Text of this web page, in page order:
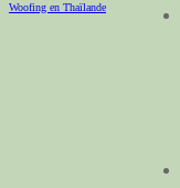
Woofing en Thaïlande